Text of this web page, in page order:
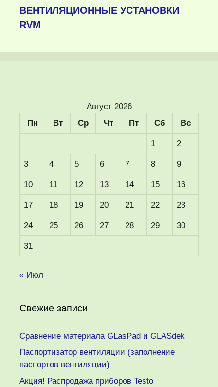
ВЕНТИЛЯЦИОННЫЕ УСТАНОВКИ
RVM
Август 2026
Пн
Вт Ср Чт Пт Сб Вс
1 2
3 4 5 6 7 8 9
10 11 12 13 14 15 16
17 18 19 20 21 22 23
24 25 26 27 28 29 30
31
« Июл
Свежие записи
Сравнение материала GLasPad и GLASdek
Паспортизатор вентиляции (заполнение
паспортов вентиляции)
Акция! Распродажа приборов Testo